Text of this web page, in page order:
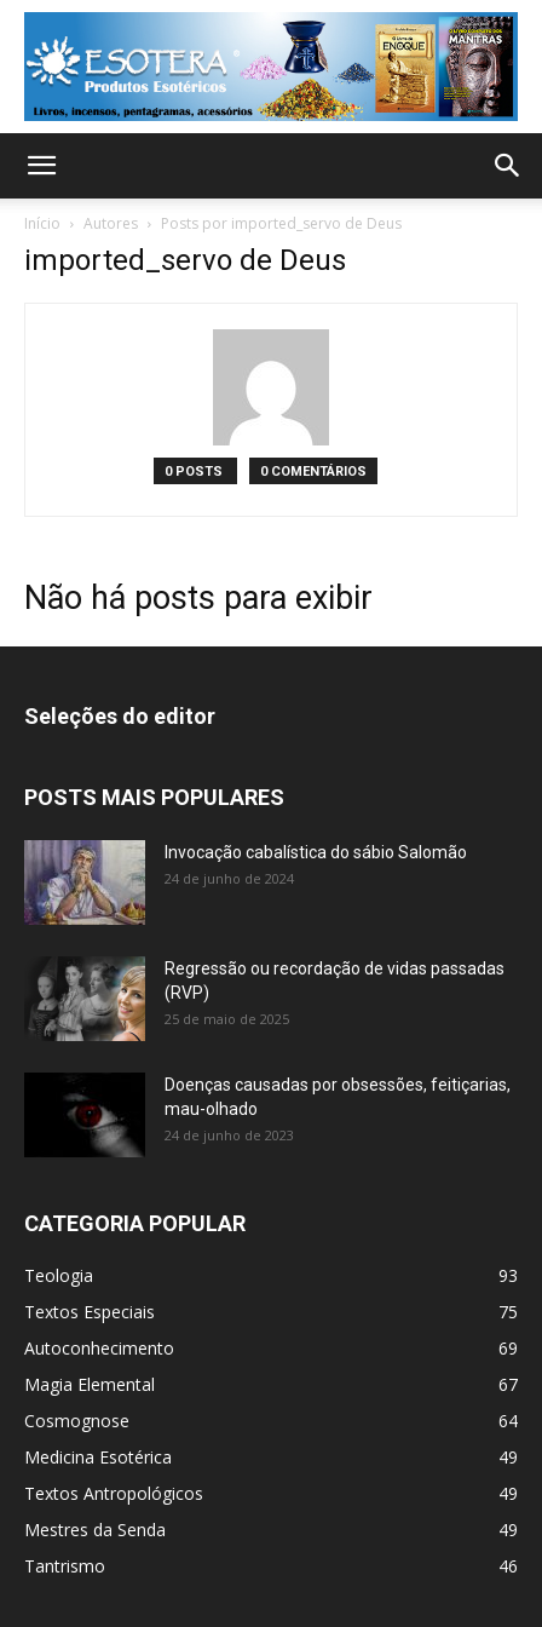
Início Autores Posts por imported_servo de Deus
imported_servo de Deus
0 POSTS 0 COMENTÁRIOS
Não há posts para exibir
Seleções do editor
POSTS MAIS POPULARES
Invocação cabalística do sábio Salomão
24 de junho de 2024
Regressão ou recordação de vidas passadas
(RVP)
25 de maio de 2025
Doenças causadas por obsessões, feitiçarias,
mau-olhado
24 de junho de 2023
CATEGORIA POPULAR
Teologia
93
Textos Especiais
75
Autoconhecimento
69
Magia Elemental
67
Cosmognose
64
Medicina Esotérica
49
Textos Antropológicos
49
Mestres da Senda
49
Tantrismo
46